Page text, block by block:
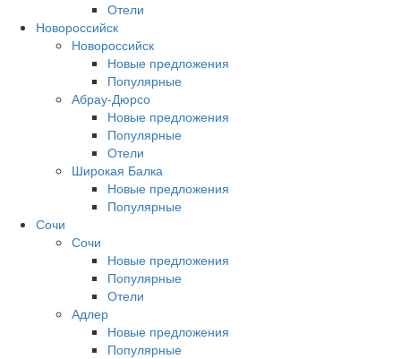
Отели
Новороссийск
Новороссийск
Новые предложения
Популярные
Абрау-Дюрсо
Новые предложения
Популярные
Отели
Широкая Балка
Новые предложения
Популярные
Сочи
Сочи
Новые предложения
Популярные
Отели
Адлер
Новые предложения
Популярные